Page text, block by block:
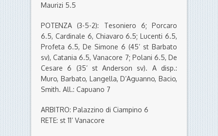
Maurizi 5.5
POTENZA (3-5-2): Tesoniero 6; Porcaro
6.5, Cardinale 6, Chiavaro 6.5; Lucenti 6.5,
Profeta 6.5, De Simone 6 (45’ st Barbato
sv), Catania 6.5, Vanacore 7; Polani 6.5, De
Cesare 6 (35’ st Anderson sv). A disp.:
Muro, Barbato, Langella, D’Aguanno, Bacio,
Smith. All.: Capuano 7
ARBITRO: Palazzino di Ciampino 6
RETE: st 11’ Vanacore